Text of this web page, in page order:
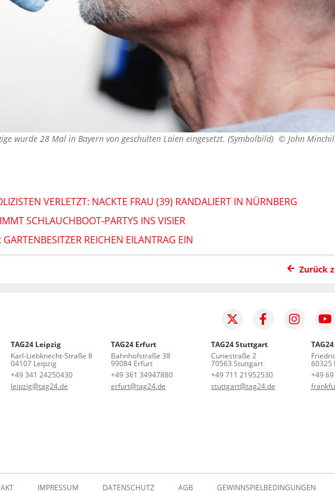
wurde 28 Mal in Bayern von geschulten Laien eingesetzt. (Symbolbild) © John
VERLETZT: NACKTE FRAU (39) RANDALIERT IN NÜRNBERG
SCHLAUCHBOOT-PARTYS INS VISIER
REICHEN EILANTRAG EIN
Zurück
TAG24 Leipzig
Karl-Liebknecht-Straße 8
04107 Leipzig
+49 341 24250430
leipzig@tag24.de
TAG24 Erfurt
Bahnhofstraße 38
99084 Erfurt
+49 361 34947880
erfurt@tag24.de
TAG24 Stuttgart
Curiestraße 2
70563 Stuttgart
+49 711 21952530
stuttgart@tag24.de
60325
+49
IMPRESSUM DATENSCHUTZ AGB GEWINNSPIELBEDINGUNGEN